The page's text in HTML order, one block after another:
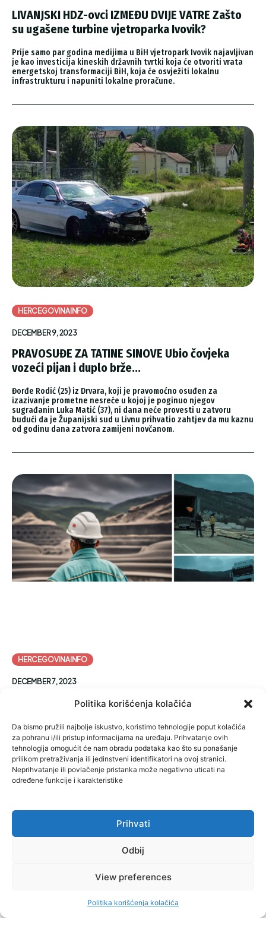
Politika korišćenja kolačića
Da bismo pružili najbolje iskustvo, koristimo tehnologije poput kolačića
za pohranu i/ili pristup informacijama na uređaju. Prihvatanje ovih
tehnologija omogućit će nam obradu podataka kao što su ponašanje
prilikom pretraživanja ili jedinstveni identifikatori na ovoj stranici.
Neprihvatanje ili povlačenje pristanka može negativno uticati na
određene funkcije i karakteristike
Prihvati
Odbij
View preferences
Politika korišćenja kolačića
LIVANJSKI HDZ-ovci IZMEĐU DVIJE VATRE Zašto
su ugašene turbine vjetroparka Ivovik?
Prije samo par godina medijima u BiH vjetropark Ivovik najavljivan
je kao investicija kineskih državnih tvrtki koja će otvoriti vrata
energetskoj transformaciji BiH, koja će osvježiti lokalnu
infrastrukturu i napuniti lokalne proračune.
HERCEGOVINAINFO
DECEMBER 9, 2023
PRAVOSUĐE ZA TATINE SINOVE Ubio čovjeka
vozeći pijan i duplo brže...
Đorđe Rodić (25) iz Drvara, koji je pravomoćno osuđen za
izazivanje prometne nesreće u kojoj je poginuo njegov
sugrađanin Luka Matić (37), ni dana neće provesti u zatvoru
budući da je Županijski sud u Livnu prihvatio zahtjev da mu kaznu
od godinu dana zatvora zamijeni novčanom.
HERCEGOVINAINFO
DECEMBER 7, 2023
KINEZI SE VRATILI? Nedjeljom po noći tovari se
Nakon medijskih napisa i naprasnog nestanka kineskih radnika u
livanjskom kamenolomu se opet izvoze kameni blokovi, i to po
noći.